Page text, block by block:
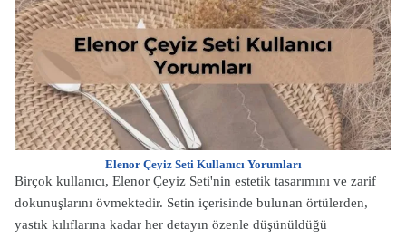
Elenor Çeyiz Seti Kullanıcı Yorumları
Birçok kullanıcı, Elenor Çeyiz Seti'nin estetik tasarımını ve zarif
dokunuşlarını övmektedir. Setin içerisinde bulunan örtülerden,
yastık kılıflarına kadar her detayın özenle düşünüldüğü